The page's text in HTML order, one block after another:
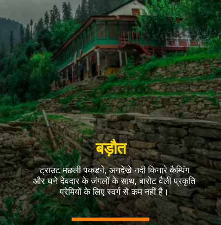
बड़ौत
ट्राउट मछली पकड़ने, अनदेखे नदी किनारे कैम्पिंग
और घने देवदार के जंगलों के साथ, बारोट वैली प्रकृति
प्रेमियों के लिए स्वर्ग से कम नहीं है।